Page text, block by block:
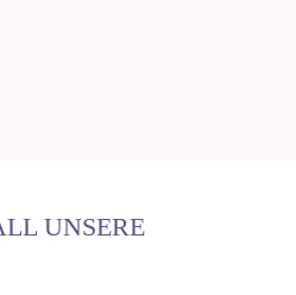
UNSERE